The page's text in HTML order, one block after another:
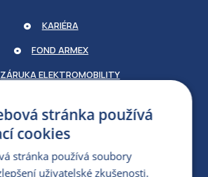
KARIÉRA
FOND ARMEX
ZÁRUKA ELEKTROMOBILITY
PRO MÉDIA
stránka používá
cookies
stránka používá soubory
uživatelské zkušenosti.